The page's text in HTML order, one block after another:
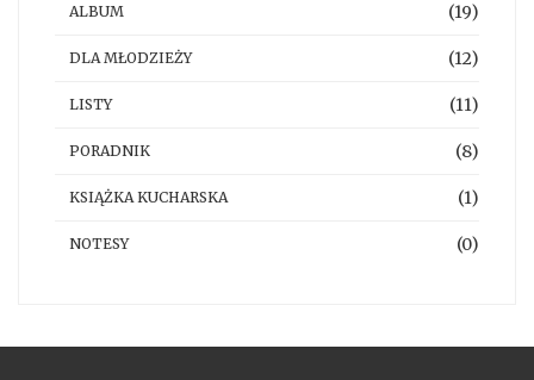
ALBUM (19)
DLA MŁODZIEŻY (12)
LISTY (11)
PORADNIK (8)
KSIĄŻKA KUCHARSKA (1)
NOTESY (0)